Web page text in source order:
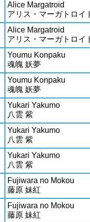
Alice Margatroid
アリス・マーガトロイ
Alice Margatroid
アリス・マーガトロイ
Youmu Konpaku
魂魄 妖夢
Youmu Konpaku
魂魄 妖夢
Yukari Yakumo
八雲 紫
Yukari Yakumo
八雲 紫
Yukari Yakumo
八雲 紫
Fujiwara no Mokou
藤原 妹紅
Fujiwara no Mokou
藤原 妹紅